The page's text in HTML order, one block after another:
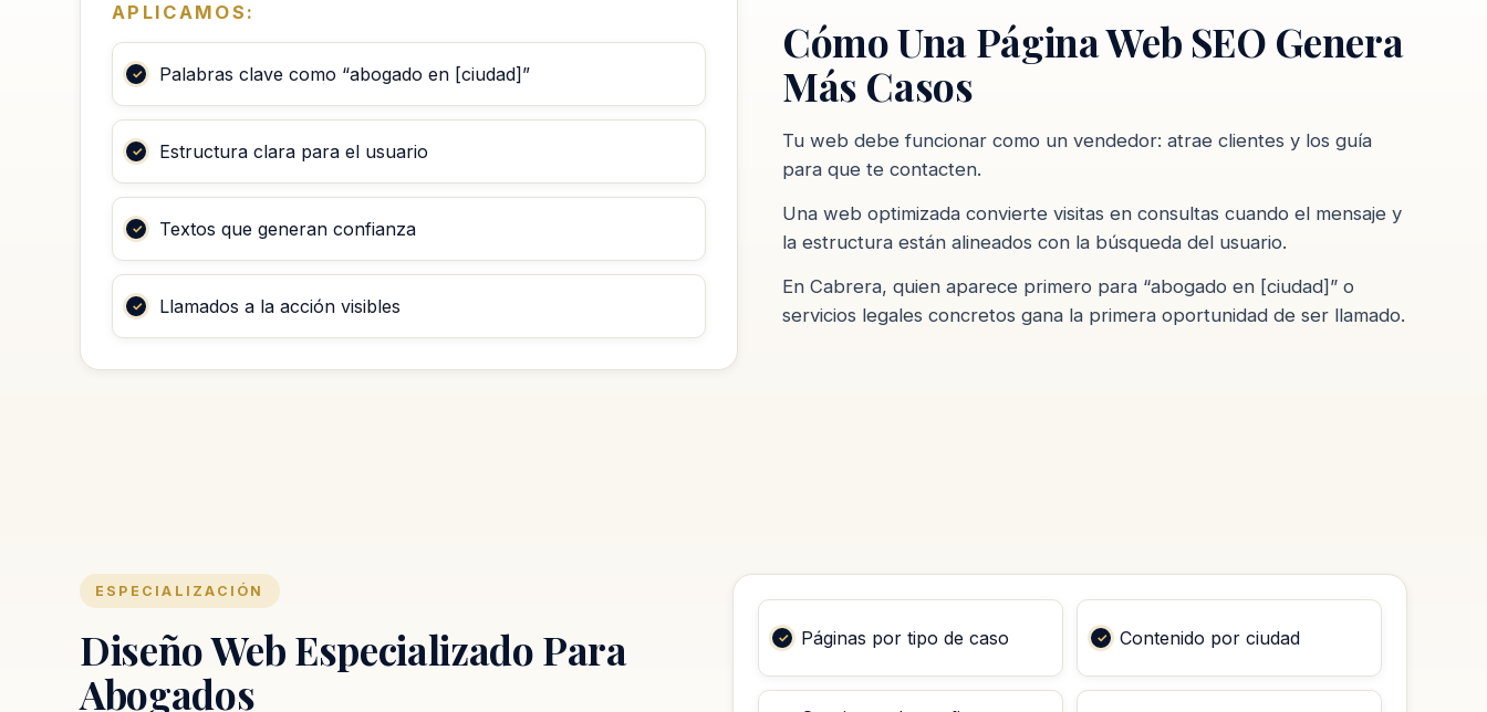
Cómo Una Página Web SEO Genera
Más Casos
Tu web debe funcionar como un vendedor: atrae clientes y los guía
para que te contacten.
Una web optimizada convierte visitas en consultas cuando el mensaje y
la estructura están alineados con la búsqueda del usuario.
En Cabrera, quien aparece primero para “abogado en [ciudad]” o
servicios legales concretos gana la primera oportunidad de ser llamado.
APLICAMOS:
Palabras clave como “abogado en [ciudad]”
Estructura clara para el usuario
Textos que generan confianza
Llamados a la acción visibles
ESPECIALIZACIÓN
Diseño Web Especializado Para
Abogados
Páginas por tipo de caso Contenido por ciudad